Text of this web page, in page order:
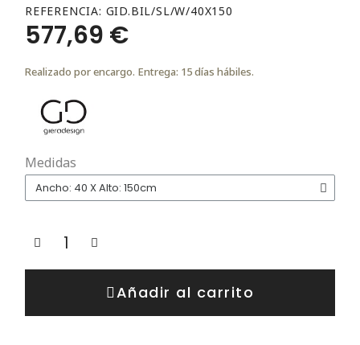
REFERENCIA GID.BIL/SL/W/40X150
577,69 €
Realizado por encargo. Entrega: 15 días hábiles.
Medidas
Añadir al carrito